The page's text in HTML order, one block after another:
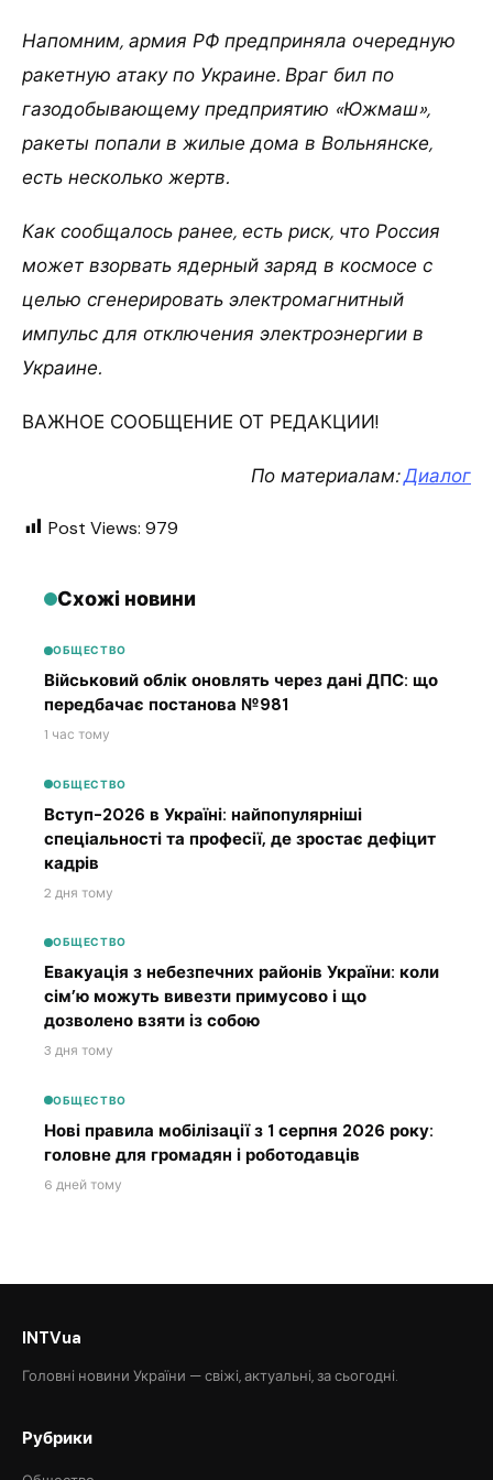
Напомним, армия РФ предприняла очередную
ракетную атаку по Украине. Враг бил по
газодобывающему предприятию «Южмаш»,
ракеты попали в жилые дома в Вольнянске,
есть несколько жертв.
Как сообщалось ранее, есть риск, что Россия
может взорвать ядерный заряд в космосе с
целью сгенерировать электромагнитный
импульс для отключения электроэнергии в
Украине.
ВАЖНОЕ СООБЩЕНИЕ ОТ РЕДАКЦИИ!
По материалам:Диалог
Post Views: 979
Схожі новини
ОБЩЕСТВО
Військовий облік оновлять через дані ДПС: що
передбачає постанова №981
1 час тому
ОБЩЕСТВО
Вступ-2026 в Україні: найпопулярніші
спеціальності та професії, де зростає дефіцит
кадрів
2 дня тому
ОБЩЕСТВО
Евакуація з небезпечних районів України: коли
сім’ю можуть вивезти примусово і що
дозволено взяти із собою
3 дня тому
ОБЩЕСТВО
Нові правила мобілізації з 1 серпня 2026 року:
головне для громадян і роботодавців
6 дней тому
INTVua
Головні новини України — свіжі, актуальні, за сьогодні.
Рубрики